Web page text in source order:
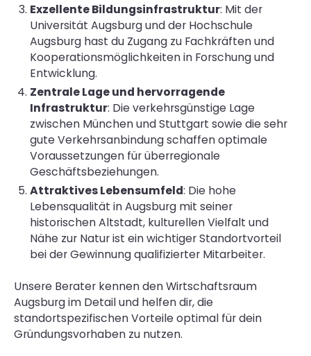
Exzellente Bildungsinfrastruktur: Mit der
Universität Augsburg und der Hochschule
Augsburg hast du Zugang zu Fachkräften und
Kooperationsmöglichkeiten in Forschung und
Entwicklung.
Zentrale Lage und hervorragende
Infrastruktur: Die verkehrsgünstige Lage
zwischen München und Stuttgart sowie die sehr
gute Verkehrsanbindung schaffen optimale
Voraussetzungen für überregionale
Geschäftsbeziehungen.
Attraktives Lebensumfeld: Die hohe
Lebensqualität in Augsburg mit seiner
historischen Altstadt, kulturellen Vielfalt und
Nähe zur Natur ist ein wichtiger Standortvorteil
bei der Gewinnung qualifizierter Mitarbeiter.
Unsere Berater kennen den Wirtschaftsraum
Augsburg im Detail und helfen dir, die
standortspezifischen Vorteile optimal für dein
Gründungsvorhaben zu nutzen.